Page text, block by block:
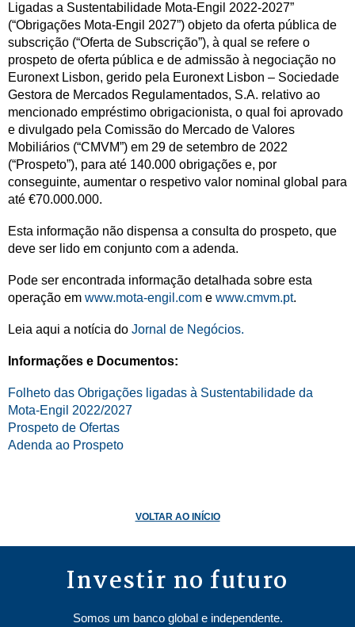
Ligadas a Sustentabilidade Mota-Engil 2022-2027”
(“Obrigações Mota-Engil 2027”) objeto da oferta pública de
subscrição (“Oferta de Subscrição”), à qual se refere o
prospeto de oferta pública e de admissão à negociação no
Euronext Lisbon, gerido pela Euronext Lisbon – Sociedade
Gestora de Mercados Regulamentados, S.A. relativo ao
mencionado empréstimo obrigacionista, o qual foi aprovado
e divulgado pela Comissão do Mercado de Valores
Mobiliários (“CMVM”) em 29 de setembro de 2022
(“Prospeto”), para até 140.000 obrigações e, por
conseguinte, aumentar o respetivo valor nominal global para
até €70.000.000.
Esta informação não dispensa a consulta do prospeto, que
deve ser lido em conjunto com a adenda.
Pode ser encontrada informação detalhada sobre esta
operação em www.mota-engil.com e www.cmvm.pt.
Leia aqui a notícia do Jornal de Negócios.
Informações e Documentos:
Folheto das Obrigações ligadas à Sustentabilidade da
Mota-Engil 2022/2027
Prospeto de Ofertas
Adenda ao Prospeto
VOLTAR AO INÍCIO
Investir no futuro
Somos um banco global e independente.